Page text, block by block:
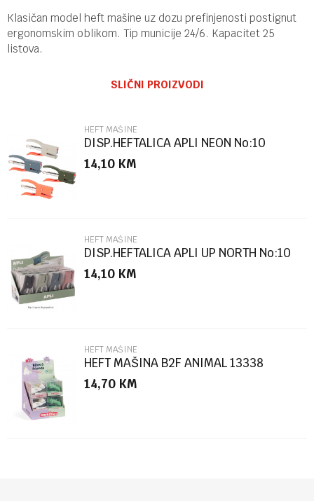
Klasičan model heft mašine uz dozu prefinjenosti postignut
ergonomskim oblikom. Tip municije 24/6. Kapacitet 25
listova.
Poruka
POŠALJI
SLIČNI PROIZVODI
HEFT MAŠINE
DISP.HEFTALICA APLI NEON No:10
14,10 KM
HEFT MAŠINE
DISP.HEFTALICA APLI UP NORTH No:10
14,10 KM
HEFT MAŠINE
HEFT MAŠINA B2F ANIMAL 13338
14,70 KM